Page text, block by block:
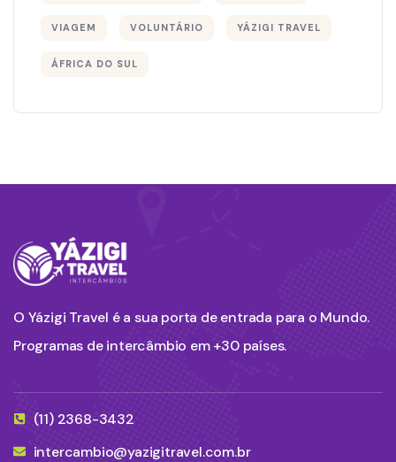
VIAGEM VOLUNTÁRIO YÁZIGI TRAVEL
ÁFRICA DO SUL
O Yázigi Travel é a sua porta de entrada para o Mundo.
Programas de intercâmbio em +30 países.
(11) 2368-3432
intercambio@yazigitravel.com.br